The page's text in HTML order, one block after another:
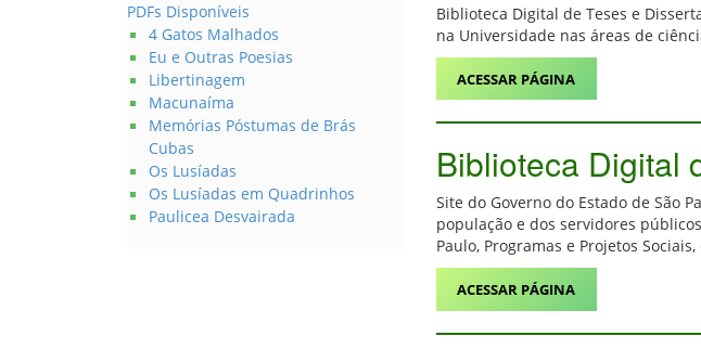
PDFs Disponíveis
4 Gatos Malhados
Eu e Outras Poesias
Libertinagem
Macunaíma
Memórias Póstumas de Brás
Cubas
Os Lusíadas
Os Lusíadas em Quadrinhos
Paulicea Desvairada
Biblioteca Digital de Teses e
na Universidade nas áreas de
ACESSAR PÁGINA
Biblioteca Digital
Site do Governo do Estado de São
população e dos servidores
Paulo, Programas e Projetos
ACESSAR PÁGINA